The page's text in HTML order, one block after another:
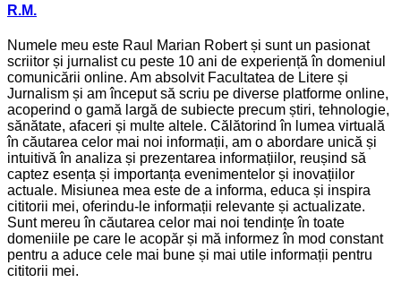
R.M.
Numele meu este Raul Marian Robert și sunt un pasionat
scriitor și jurnalist cu peste 10 ani de experiență în domeniul
comunicării online. Am absolvit Facultatea de Litere și
Jurnalism și am început să scriu pe diverse platforme online,
acoperind o gamă largă de subiecte precum știri, tehnologie,
sănătate, afaceri și multe altele. Călătorind în lumea virtuală
în căutarea celor mai noi informații, am o abordare unică și
intuitivă în analiza și prezentarea informațiilor, reușind să
captez esența și importanța evenimentelor și inovațiilor
actuale. Misiunea mea este de a informa, educa și inspira
cititorii mei, oferindu-le informații relevante și actualizate.
Sunt mereu în căutarea celor mai noi tendințe în toate
domeniile pe care le acopăr și mă informez în mod constant
pentru a aduce cele mai bune și mai utile informații pentru
cititorii mei.